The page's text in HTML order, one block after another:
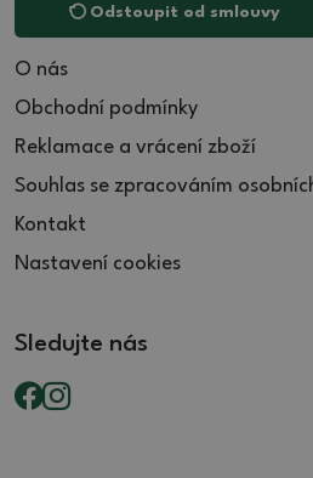
Odstoupit od smlouvy
O nás
Obchodní podmínky
Reklamace a vrácení zboží
Souhlas se zpracováním
Kontakt
Nastavení cookies
Sledujte nás